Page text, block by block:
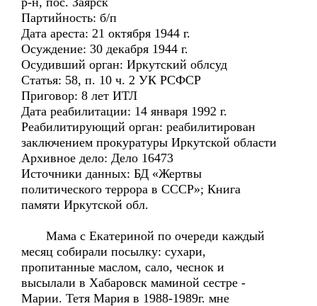
Партийность: б/п
Дата ареста: 21 октября 1944 г.
Осуждение: 30 декабря 1944 г.
Осудивший орган: Иркутский облсуд
Статья: 58, п. 10 ч. 2 УК РСФСР
Приговор: 8 лет ИТЛ
Дата реабилитации: 14 января 1992 г.
Реабилитирующий орган: реабилитирован
заключением прокуратуры Иркутской области
Архивное дело: Дело 16473
Источники данных: БД «Жертвы
политического террора в СССР»; Книга
памяти Иркутской обл.
Мама с Екатериной по очереди каждый
месяц собирали посылку: сухари,
пропитанные маслом, сало, чеснок и
высылали в Хабаровск маминой сестре -
Марии. Тетя Мария в 1988-1989г. мне